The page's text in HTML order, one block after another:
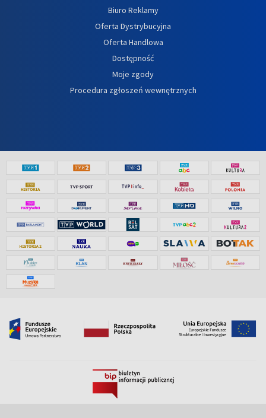
Biuro Reklamy
Oferta Dystrybucyjna
Oferta Handlowa
Dostępność
Moje zgody
Procedura zgłoszeń wewnętrznych